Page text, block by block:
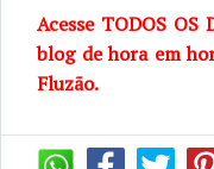
Acesse TODOS OS
blog de hora em
Fluzão.